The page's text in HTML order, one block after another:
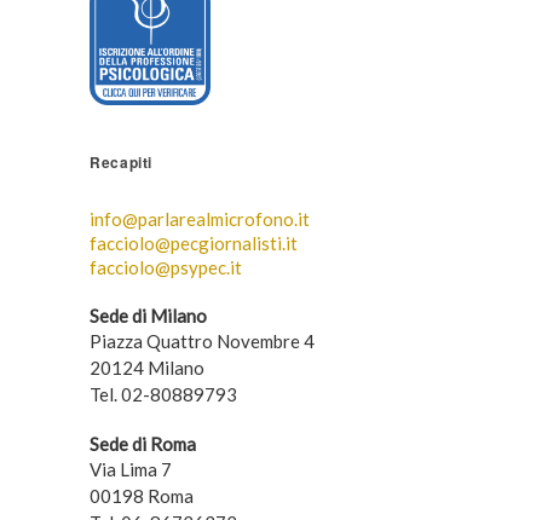
Recapiti
info@parlarealmicrofono.it
facciolo@pecgiornalisti.it
facciolo@psypec.it
Sede di Milano
Piazza Quattro Novembre 4
20124 Milano
Tel. 02-80889793
Sede di Roma
Via Lima 7
00198 Roma